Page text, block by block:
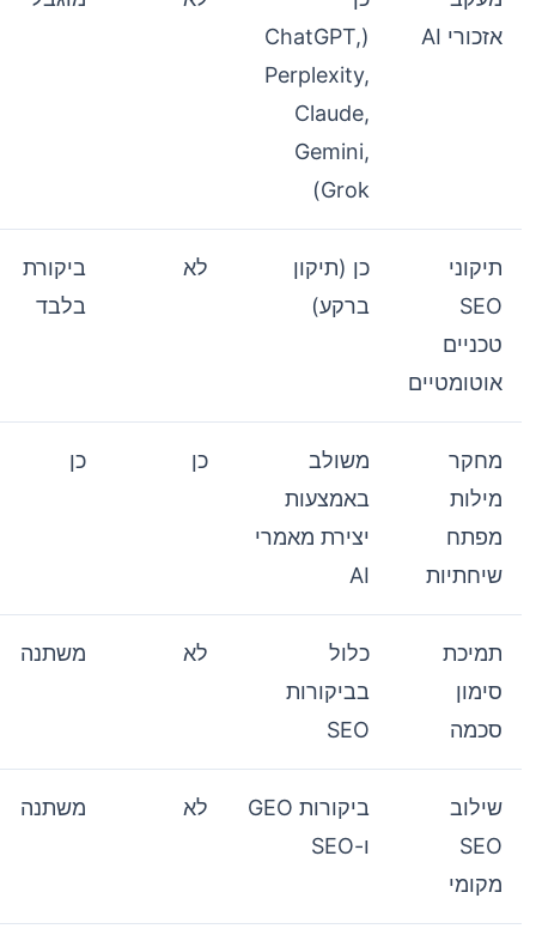
אזכורי AI
(ChatGPT,
Perplexity,
Claude,
Gemini,
Grok)
תיקוני
SEO
טכניים
אוטומטיים
כן (תיקון
ברקע)
לא
ביקורת
בלבד
מחקר
מילות
מפתח
שיחתיות
משולב
באמצעות
יצירת מאמרי
AI
כן כן
תמיכת
סימון
סכמה
כלול
בביקורות
SEO
לא משתנה
שילוב
SEO
מקומי
ביקורות GEO
ו-SEO
לא משתנה